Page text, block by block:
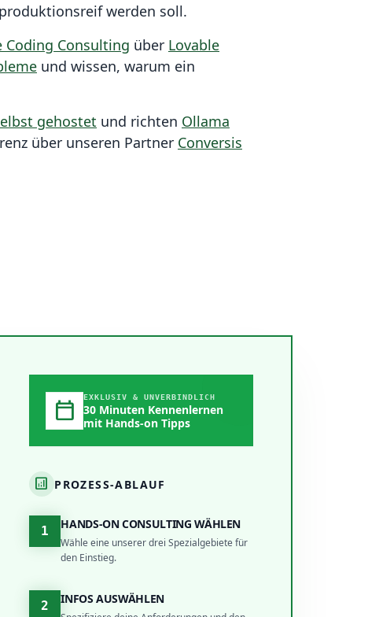
werden soll.
Coding Consulting über Lovable
und wissen, warum ein
gehostet und richten Ollama
über unseren Partner Conversis
calendar_today EXKLUSIV & UNVERBINDLICH
30 Minuten Kennenlernen
mit Hands-on Tipps
analytics PROZESS-ABLAUF
1 HANDS-ON CONSULTING WÄHLEN
Wähle eine unserer drei Spezialgebiete für
den Einstieg.
2 INFOS AUSWÄHLEN